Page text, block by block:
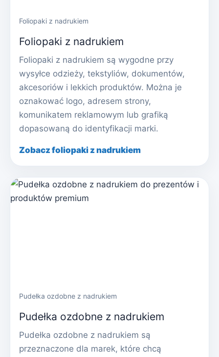
Foliopaki z nadrukiem
Foliopaki z nadrukiem
Foliopaki z nadrukiem są wygodne przy
wysyłce odzieży, tekstyliów, dokumentów,
akcesoriów i lekkich produktów. Można je
oznakować logo, adresem strony,
komunikatem reklamowym lub grafiką
dopasowaną do identyfikacji marki.
Zobacz foliopaki z nadrukiem
Pudełka ozdobne z nadrukiem
Pudełka ozdobne z nadrukiem
Pudełka ozdobne z nadrukiem są
przeznaczone dla marek, które chcą